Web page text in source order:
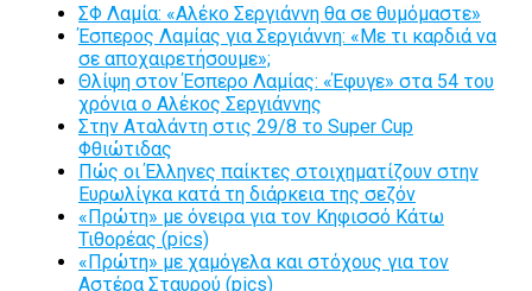
ΣΦ Λαμία: «Αλέκο Σεργιάννη θα σε θυμόμαστε»
Έσπερος Λαμίας για Σεργιάννη: «Με τι καρδιά να
σε αποχαιρετήσουμε»;
Θλίψη στον Έσπερο Λαμίας: «Έφυγε» στα 54 του
χρόνια ο Αλέκος Σεργιάννης
Στην Αταλάντη στις 29/8 το Super Cup
Φθιώτιδας
Πώς οι Έλληνες παίκτες στοιχηματίζουν στην
Ευρωλίγκα κατά τη διάρκεια της σεζόν
«Πρώτη» με όνειρα για τον Κηφισσό Κάτω
Τιθορέας (pics)
«Πρώτη» με χαμόγελα και στόχους για τον
Αστέρα Σταυρού (pics)